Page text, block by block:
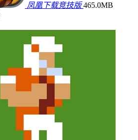
凤凰下载竞技版 465.0MB